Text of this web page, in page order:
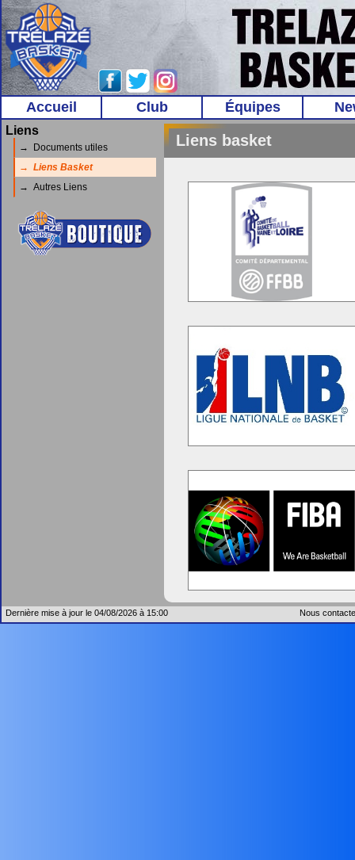
Accueil Club Équipes
Liens
→ Documents utiles
→ Liens Basket
→ Autres Liens
Liens basket
Dernière mise à jour le 04/08/2026 à 15:00 Nous